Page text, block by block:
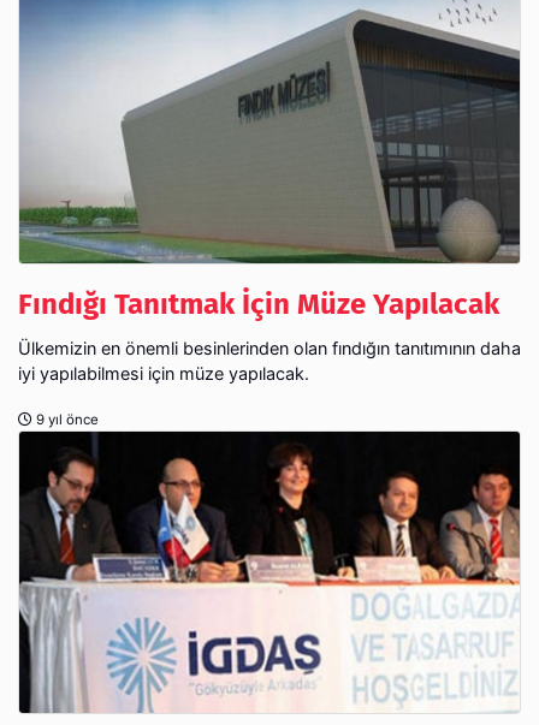
Fındığı Tanıtmak İçin Müze Yapılacak
Ülkemizin en önemli besinlerinden olan fındığın tanıtımının daha
iyi yapılabilmesi için müze yapılacak.
9 yıl önce